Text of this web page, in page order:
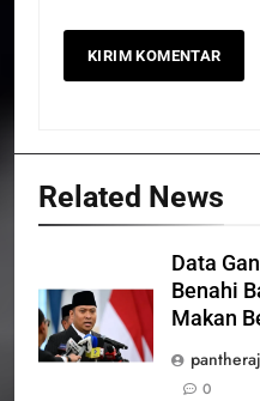
Related News
Data
Benahi
Makan
0